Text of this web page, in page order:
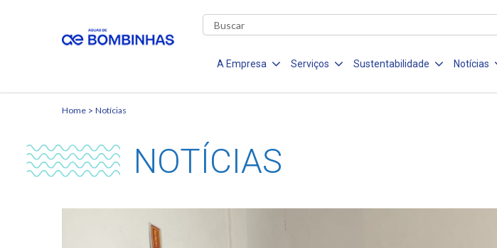
A Empresa Serviços Sustentabilidade Notícias
Home Notícias
NOTÍCIAS